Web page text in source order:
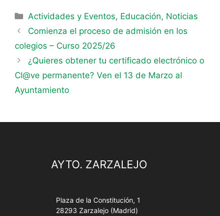
Actividades y Eventos, Educación, Noticias
Comienza el proceso de admisión en los
colegios – Curso 2025/26
¿Quieres obtener tu certificado electrónico o
Cl@ve permanente? Ven el 13 de Marzo al
Ayuntamiento
AYTO. ZARZALEJO
Plaza de la Constitución, 1
28293 Zarzalejo (Madrid)